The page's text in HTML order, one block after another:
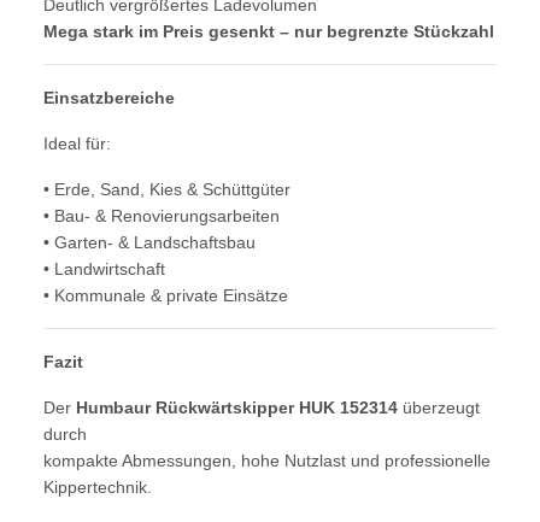
Deutlich vergrößertes Ladevolumen
Mega stark im Preis gesenkt – nur begrenzte Stückzahl
Einsatzbereiche
Ideal für:
• Erde, Sand, Kies & Schüttgüter
• Bau- & Renovierungsarbeiten
• Garten- & Landschaftsbau
• Landwirtschaft
• Kommunale & private Einsätze
Fazit
Der Humbaur Rückwärtskipper HUK 152314 überzeugt
durch
kompakte Abmessungen, hohe Nutzlast und professionelle
Kippertechnik.